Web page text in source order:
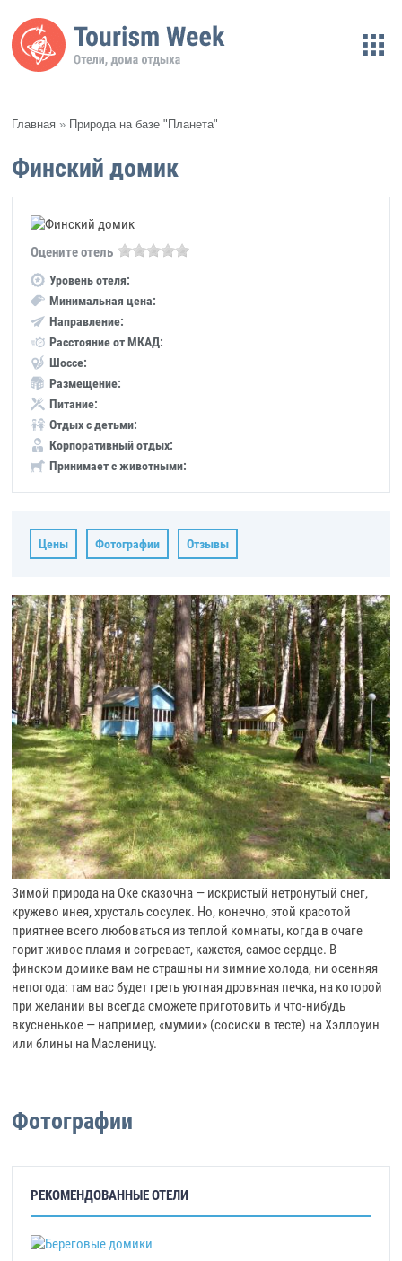
Главная » Природа на базе "Планета"
Финский домик
Оцените отель
Уровень отеля:
Минимальная цена:
Направление:
Расстояние от МКАД:
Шоссе:
Размещение:
Питание:
Отдых с детьми:
Корпоративный отдых:
Принимает с животными:
Цены Фотографии Отзывы
Зимой природа на Оке сказочна — искристый нетронутый снег,
кружево инея, хрусталь сосулек. Но, конечно, этой красотой
приятнее всего любоваться из теплой комнаты, когда в очаге
горит живое пламя и согревает, кажется, самое сердце. В
финском домике вам не страшны ни зимние холода, ни осенняя
непогода: там вас будет греть уютная дровяная печка, на которой
при желании вы всегда сможете приготовить и что-нибудь
вкусненькое — например, «мумии» (сосиски в тесте) на Хэллоуин
или блины на Масленицу.
Фотографии
РЕКОМЕНДОВАННЫЕ ОТЕЛИ